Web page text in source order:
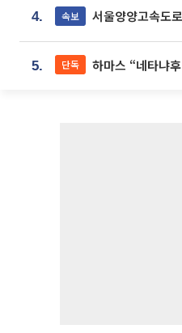
4. 속보 서울양양고속도
5. 단독 하마스 “네타냐후 합